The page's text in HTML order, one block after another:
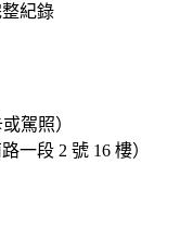
紀錄
駕照）
一段 2 號 16 樓）